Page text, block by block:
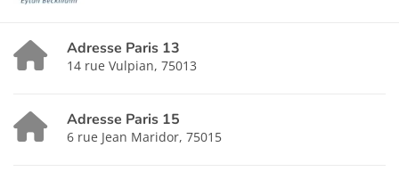
Adresse Paris 13
14 rue Vulpian, 75013
Adresse Paris 15
6 rue Jean Maridor, 75015